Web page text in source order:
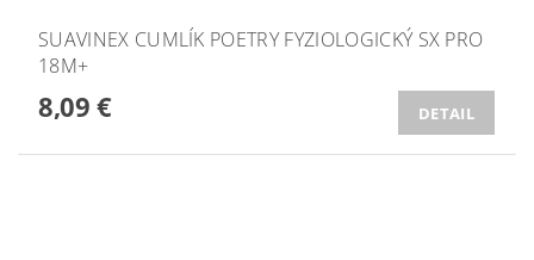
SUAVINEX CUMLÍK POETRY FYZIOLOGICKÝ SX PRO
18M+
8,09 € DETAIL